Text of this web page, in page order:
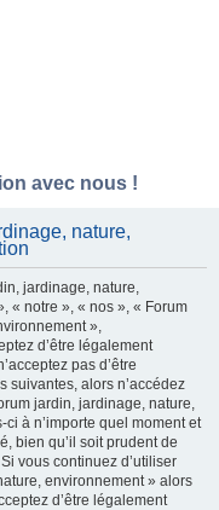
avec nous !
nature,
jardinage, nature,
« notre », « nos », « Forum
»,
d’être légalement
pas d’être
suivantes, alors n’accédez
jardin, jardinage, nature,
à n’importe quel moment et
bien qu’il soit prudent de
vous continuez d’utiliser
environnement » alors
d’être légalement